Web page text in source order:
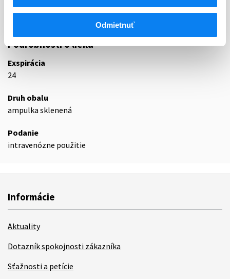
Odmietnuť
C01EA01
Alprostadil
Podrobnosti o lieku
Exspirácia
24
Druh obalu
ampulka sklenená
Podanie
intravenózne použitie
Informácie
Aktuality
Dotazník spokojnosti zákazníka
Sťažnosti a petície